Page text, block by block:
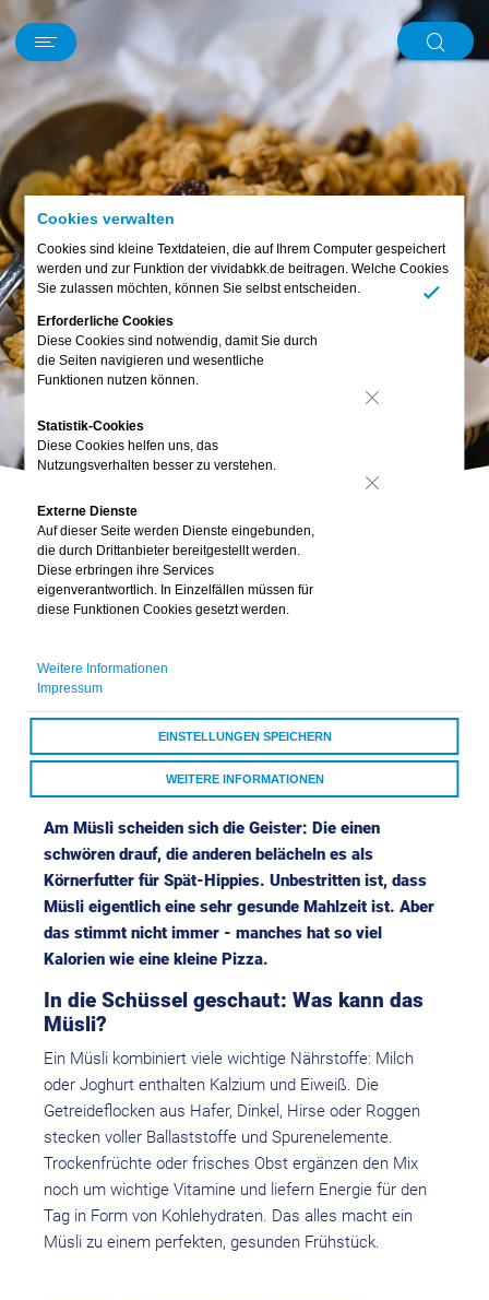
Cookies verwalten
Cookies sind kleine Textdateien, die auf Ihrem Computer gespeichert
werden und zur Funktion der vividabkk.de beitragen. Welche Cookies
Sie zulassen möchten, können Sie selbst entscheiden.
Erforderliche Cookies
Diese Cookies sind notwendig, damit Sie durch
die Seiten navigieren und wesentliche
Funktionen nutzen können.
Statistik-Cookies
Diese Cookies helfen uns, das
Nutzungsverhalten besser zu verstehen.
Externe Dienste
Auf dieser Seite werden Dienste eingebunden,
die durch Drittanbieter bereitgestellt werden.
Diese erbringen ihre Services
eigenverantwortlich. In Einzelfällen müssen für
diese Funktionen Cookies gesetzt werden.
Weitere Informationen
Impressum
EINSTELLUNGEN SPEICHERN
WEITERE INFORMATIONEN
ALLE COOKIES AKZEPTIEREN
Selbstgemachtes Power-
Müsli
Lecker und gesund
Am Müsli scheiden sich die Geister: Die einen
schwören drauf, die anderen belächeln es als
Körnerfutter für Spät-Hippies. Unbestritten ist, dass
Müsli eigentlich eine sehr gesunde Mahlzeit ist. Aber
das stimmt nicht immer - manches hat so viel
Kalorien wie eine kleine Pizza.
In die Schüssel geschaut: Was kann das
Müsli?
Ein Müsli kombiniert viele wichtige Nährstoffe: Milch
oder Joghurt enthalten Kalzium und Eiweiß. Die
Getreideflocken aus Hafer, Dinkel, Hirse oder Roggen
stecken voller Ballaststoffe und Spurenelemente.
Trockenfrüchte oder frisches Obst ergänzen den Mix
noch um wichtige Vitamine und liefern Energie für den
Tag in Form von Kohlehydraten. Das alles macht ein
Müsli zu einem perfekten, gesunden Frühstück.
Schwerpunkt
Kurz und knapp
Mein Körper
Bewusst leben
Familie & Freunde
Abo & Gewinnspiel